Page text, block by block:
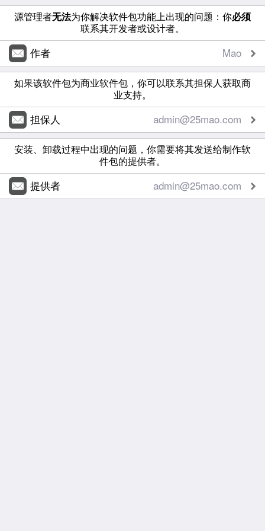
源管理者无法为你解决软件包功能上出现的问题：你必须
联系其开发者或设计者。
作者 Mao
如果该软件包为商业软件包，你可以联系其担保人获取商
业支持。
担保人 admin@25mao.com
安装、卸载过程中出现的问题，你需要将其发送给制作软
件包的提供者。
提供者 admin@25mao.com